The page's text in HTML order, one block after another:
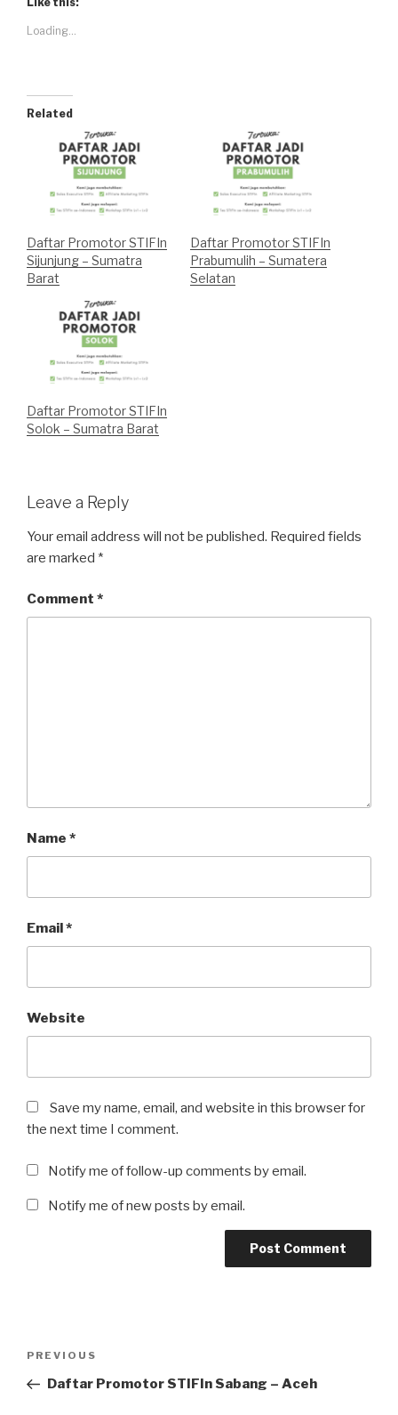
Loading...
Related
Daftar Promotor STIFIn
Sijunjung – Sumatra
Barat
Daftar Promotor STIFIn
Prabumulih – Sumatera
Selatan
Daftar Promotor STIFIn
Solok – Sumatra Barat
Leave a Reply
Your email address will not be published. Required fields
are marked *
Comment *
Name *
Email *
Website
Save my name, email, and website in this browser for
the next time I comment.
Notify me of follow-up comments by email.
Notify me of new posts by email.
Previous
Post
PREVIOUS
Daftar Promotor STIFIn Sabang – Aceh